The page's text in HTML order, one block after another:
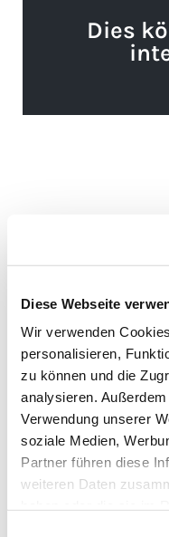
Diese Webseite
Wir verwenden
personalisieren,
zu können und die
analysieren.
Verwendung unserer
soziale Medien,
Partner führen diese
weiteren Daten
Dies